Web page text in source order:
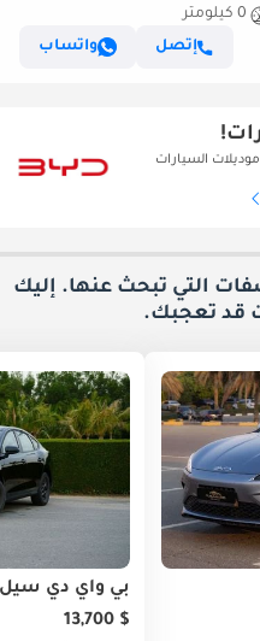
0 كيلومتر
إتصل
واتساب
السيارات
التي تبحث عنها. إليك
قد تعجبك.
بي واي دي سيل
$ 13,700